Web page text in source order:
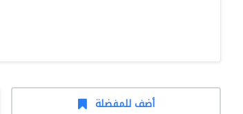
أضف للمفضلة